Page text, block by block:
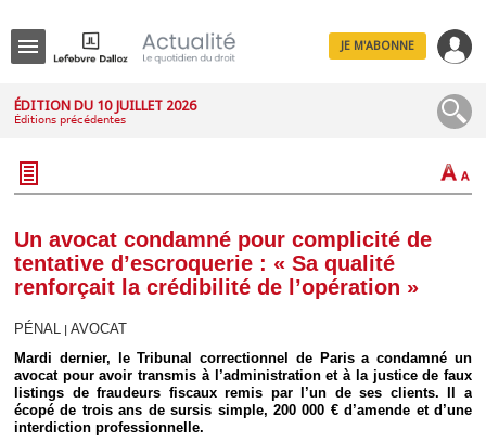
JE M'ABONNE
ÉDITION DU 10 JUILLET 2026
Éditions précédentes
Un avocat condamné pour complicité de
tentative d’escroquerie : « Sa qualité
renforçait la crédibilité de l’opération »
PÉNAL
AVOCAT
Mardi dernier, le Tribunal correctionnel de Paris a condamné un
avocat pour avoir transmis à l’administration et à la justice de faux
listings de fraudeurs fiscaux remis par l’un de ses clients. Il a
écopé de trois ans de sursis simple, 200 000 € d’amende et d’une
interdiction professionnelle.